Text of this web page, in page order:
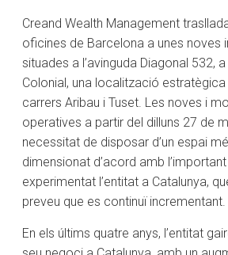
Creand Wealth Management
oficines de Barcelona a unes noves
situades a l’avinguda Diagonal 532,
Colonial, una localització estratègica
carrers Aribau i Tuset. Les noves i
operatives a partir del dilluns 27 de
necessitat de disposar d’un espai
dimensionat d’acord amb
experimentat l’entitat a Catalunya,
preveu que es continuï incrementant.
En els últims quatre anys, l’entitat